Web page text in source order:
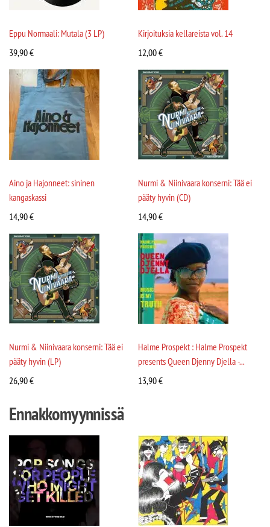
Eppu Normaali: Mutala (3 LP)
39,90€
Kirjoituksia kellareista vol. 14
12,00€
Aino ja Hajonneet: sininen
kangaskassi
14,90€
Nurmi & Niinivaara konserni: Tää ei
pääty hyvin (CD)
14,90€
Nurmi & Niinivaara konserni: Tää ei
pääty hyvin (LP)
26,90€
Halme Prospekt : Halme Prospekt
presents Queen Djenny Djella -...
13,90€
Ennakkomyynnissä